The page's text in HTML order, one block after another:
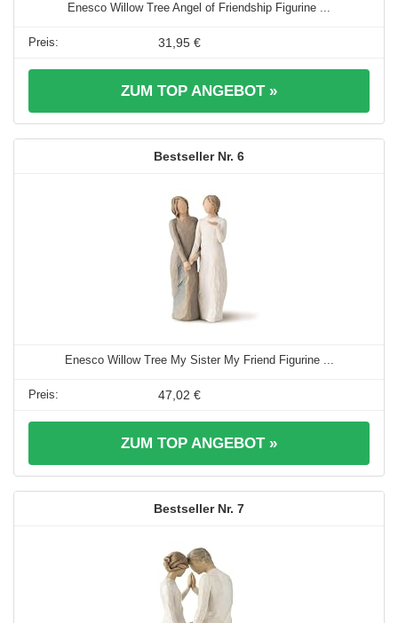
Enesco Willow Tree Angel of Friendship Figurine ...
31,95 €
ZUM TOP ANGEBOT »
6
Enesco Willow Tree My Sister My Friend Figurine ...
47,02 €
ZUM TOP ANGEBOT »
7